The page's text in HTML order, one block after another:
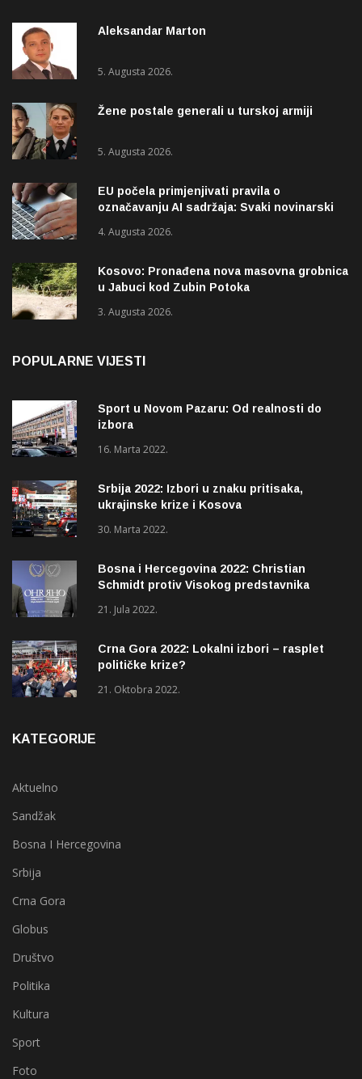
Aleksandar Marton
5. Augusta 2026.
Žene postale generali u turskoj armiji
5. Augusta 2026.
EU počela primjenjivati pravila o
označavanju AI sadržaja: Svaki novinarski
4. Augusta 2026.
Kosovo: Pronađena nova masovna grobnica
u Jabuci kod Zubin Potoka
3. Augusta 2026.
POPULARNE VIJESTI
Sport u Novom Pazaru: Od realnosti do
izbora
16. Marta 2022.
Srbija 2022: Izbori u znaku pritisaka,
ukrajinske krize i Kosova
30. Marta 2022.
Bosna i Hercegovina 2022: Christian
Schmidt protiv Visokog predstavnika
21. Jula 2022.
Crna Gora 2022: Lokalni izbori – rasplet
političke krize?
21. Oktobra 2022.
KATEGORIJE
Aktuelno
Sandžak
Bosna I Hercegovina
Srbija
Crna Gora
Globus
Društvo
Politika
Kultura
Sport
Foto